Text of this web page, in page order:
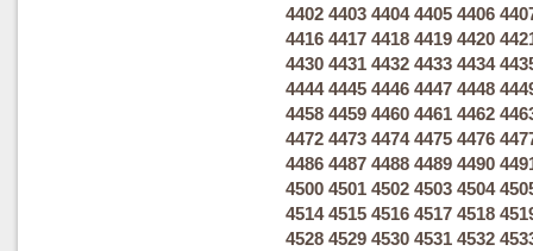
4402 4403 4404 4405 4406
4416 4417 4418 4419 4420
4430 4431 4432 4433 4434
4444 4445 4446 4447 4448
4458 4459 4460 4461 4462
4472 4473 4474 4475 4476
4486 4487 4488 4489 4490
4500 4501 4502 4503 4504
4514 4515 4516 4517 4518
4528 4529 4530 4531 4532